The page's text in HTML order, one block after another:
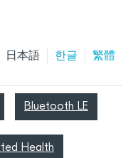
日本語 한글 繁體
Bluetooth LE
Health